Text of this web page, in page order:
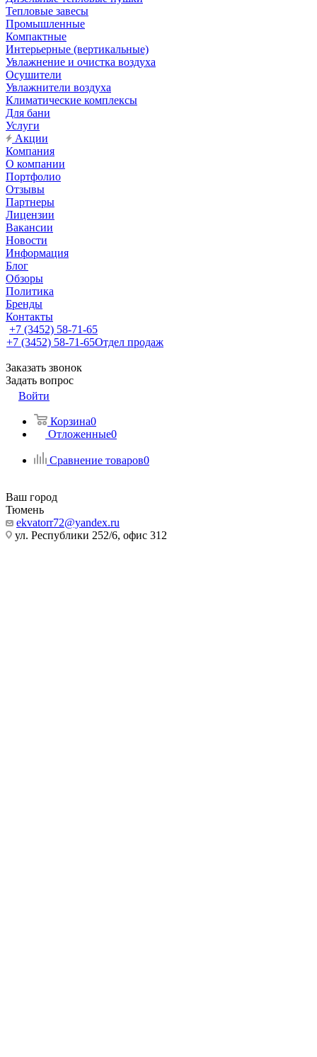
Тепловые завесы
Промышленные
Компактные
Интерьерные (вертикальные)
Увлажнение и очистка воздуха
Осушители
Увлажнители воздуха
Климатические комплексы
Для бани
Услуги
Акции
Компания
О компании
Портфолио
Отзывы
Партнеры
Лицензии
Вакансии
Новости
Информация
Блог
Обзоры
Политика
Бренды
Контакты
+7 (3452) 58-71-65
+7 (3452) 58-71-65Отдел продаж
Заказать звонок
Задать вопрос
Войти
Корзина0
Отложенные0
Сравнение товаров0
Ваш город
Тюмень
ekvatorr72@yandex.ru
ул. Республики 252/6, офис 312